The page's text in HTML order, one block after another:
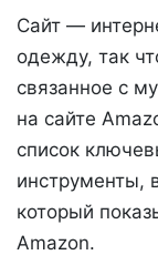
Сайт —
одежду, так
связанное с
на сайте
список
инструменты,
который
Amazon.